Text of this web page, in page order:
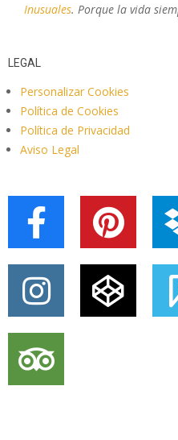
Inusuales. Porque la vida
LEGAL
Personalizar Cookies
Política de Cookies
Política de Privacidad
Aviso Legal